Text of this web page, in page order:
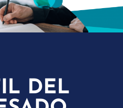
DEL